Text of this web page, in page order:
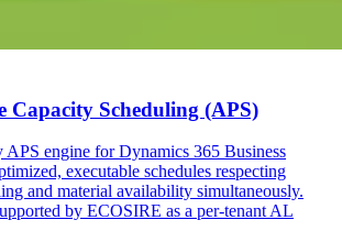
Capacity Scheduling (APS)
engine for Dynamics 365 Business
executable schedules respecting
and material availability simultaneously.
by ECOSIRE as a per-tenant AL